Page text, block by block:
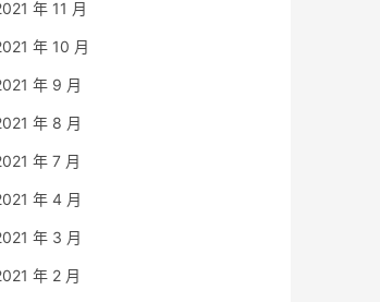
年 11 月
年 10 月
年 9 月
年 8 月
年 7 月
年 4 月
年 3 月
年 2 月